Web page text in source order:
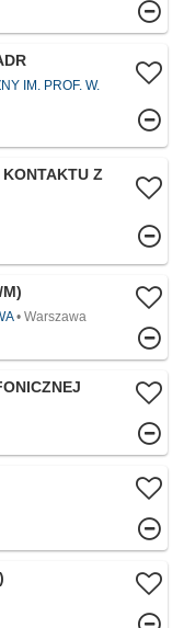
IM. PROF. W.
Z
M)
Warszawa